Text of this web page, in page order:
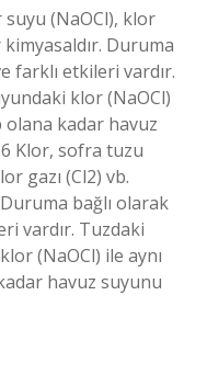
suyu (NaOCl), klor
Duruma
farklı etkileri vardır.
klor (NaOCl)
olana kadar havuz
Klor, sofra tuzu
gazı (Cl2) vb.
bağlı olarak
vardır. Tuzdaki
(NaOCl) ile aynı
havuz suyunu